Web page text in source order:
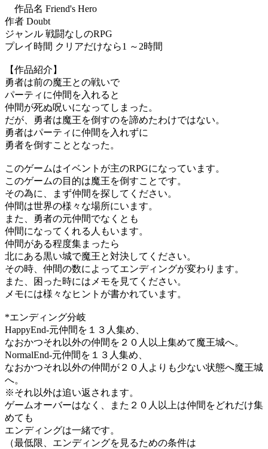
作品名 Friend's Hero
作者 Doubt
ジャンル 戦闘なしのRPG
プレイ時間 クリアだけなら1 ～2時間
【作品紹介】
勇者は前の魔王との戦いで
パーティに仲間を入れると
仲間が死ぬ呪いになってしまった。
だが、勇者は魔王を倒すのを諦めたわけではない。
勇者はパーティに仲間を入れずに
勇者を倒すこととなった。
このゲームはイベントが主のRPGになっています。
このゲームの目的は魔王を倒すことです。
その為に、まず仲間を探してください。
仲間は世界の様々な場所にいます。
また、勇者の元仲間でなくとも
仲間になってくれる人もいます。
仲間がある程度集まったら
北にある黒い城で魔王と対決してください。
その時、仲間の数によってエンディングが変わります。
また、困った時にはメモを見てください。
メモには様々なヒントが書かれています。
*エンディング分岐
HappyEnd-元仲間を１３人集め、
なおかつそれ以外の仲間を２０人以上集めて魔王城へ。
NormalEnd-元仲間を１３人集め、
なおかつそれ以外の仲間が２０人よりも少ない状態へ魔王城
へ。
※それ以外は追い返されます。
ゲームオーバーはなく、また２０人以上は仲間をどれだけ集
めても
エンディングは一緒です。
（最低限、エンディングを見るための条件は